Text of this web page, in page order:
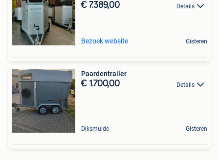
€ 7.389,00 Details
Bezoek website Gisteren
Paardentrailer
€ 1.700,00 Details
Diksmuide Gisteren